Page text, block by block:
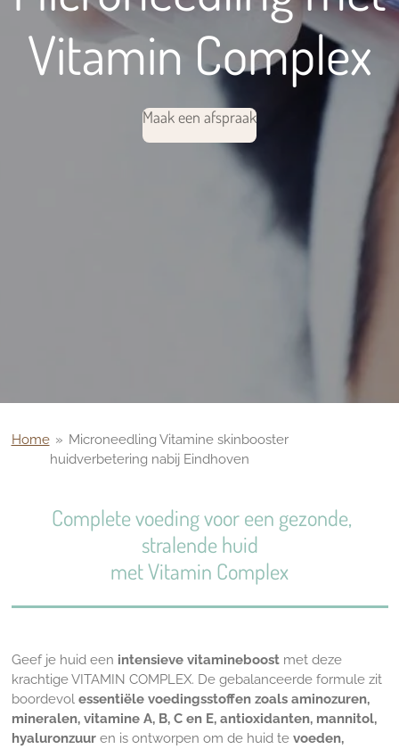
Vitamin Complex
Maak een afspraak
Home » Microneedling Vitamine skinbooster
huidverbetering nabij Eindhoven
Complete voeding voor een gezonde,
stralende huid
met Vitamin Complex
Geef je huid een intensieve vitamineboostmet deze
krachtige VITAMIN COMPLEX. De gebalanceerde formule zit
boordevol essentiële voedingsstoffen zoals aminozuren,
mineralen, vitamine A, B, C en E, antioxidanten, mannitol,
hyaluronzuuren is ontworpen om de huid te voeden,